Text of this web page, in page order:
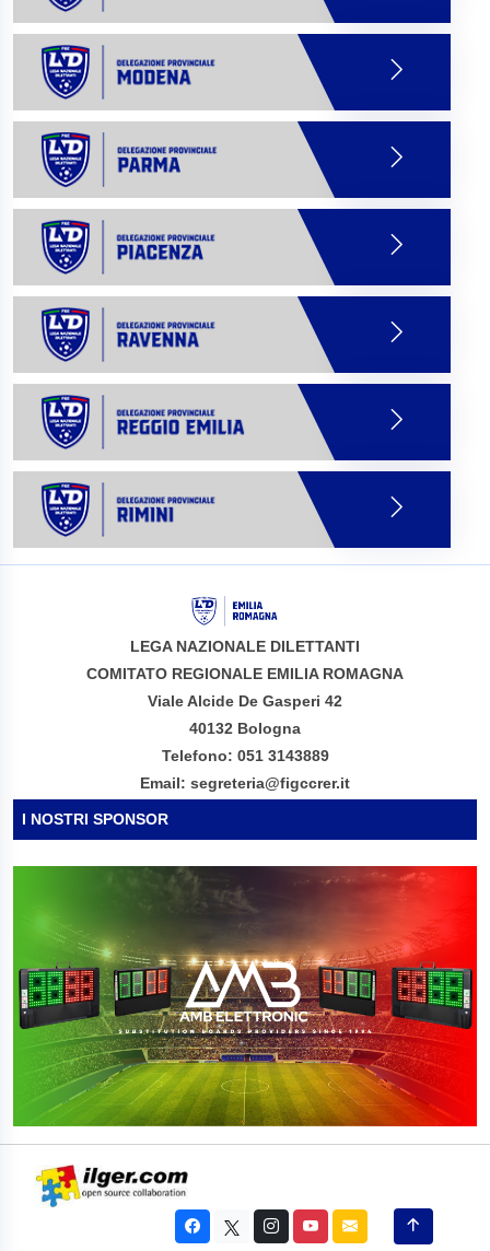
LEGA NAZIONALE DILETTANTI
COMITATO REGIONALE EMILIA ROMAGNA
Viale Alcide De Gasperi 42
40132 Bologna
Telefono: 051 3143889
Email: segreteria@figccrer.it
I NOSTRI SPONSOR